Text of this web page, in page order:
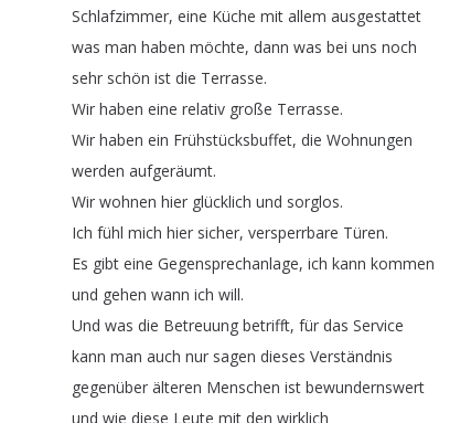
Schlafzimmer, eine Küche mit allem ausgestattet
was man haben möchte, dann was bei uns noch
sehr schön ist die Terrasse.
Wir haben eine relativ große Terrasse.
Wir haben ein Frühstücksbuffet, die Wohnungen
werden aufgeräumt.
Wir wohnen hier glücklich und sorglos.
Ich fühl mich hier sicher, versperrbare Türen.
Es gibt eine Gegensprechanlage, ich kann kommen
und gehen wann ich will.
Und was die Betreuung betrifft, für das Service
kann man auch nur sagen dieses Verständnis
gegenüber älteren Menschen ist bewundernswert
und wie diese Leute mit den wirklich